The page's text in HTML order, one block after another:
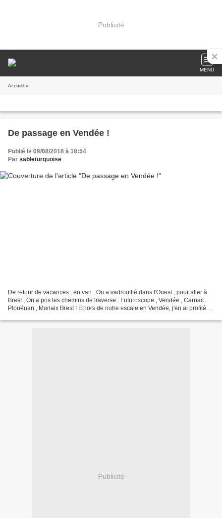
Publicité
MENU
Accueil »
De passage en Vendée !
Publié le 09/08/2018 à 18:54
Par sableturquoise
De retour de vacances , en van , On a vadrouillé dans l'Ouest , pour aller à
Brest , On a pris les chemins de traverse : Futuroscope , Vendée , Carnac ,
Plouénan , Morlaix Brest ! Et lors de notre escale en Vendée, j'en ai profité
Publicité